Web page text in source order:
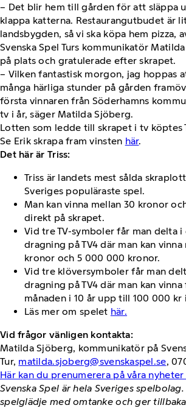
– Det blir hem till gården för att släppa
klappa katterna. Restaurangutbudet är
landsbygden, så vi ska köpa hem pizza,
Svenska Spel Turs kommunikatör
på plats och gratulerade efter skrapet.
– Vilken fantastisk morgon, jag hoppas
många härliga stunder på gården
första vinnaren från Söderhamns
tv i år, säger Matilda Sjöberg.
Lotten som ledde till skrapet i tv köptes
Se Erik skrapa fram vinsten här.
Det här är Triss:
Triss är landets mest sålda
Sveriges populäraste spel.
Man kan vinna mellan 30 kronor
direkt på skrapet.
Vid tre TV-symboler får man delta
dragning på TV4 där man kan
kronor och 5 000 000 kronor.
Vid tre klöversymboler får man
dragning på TV4 där man kan
månaden i 10 år upp till 100 000 kr
Läs mer om spelet här.
Vid frågor vänligen kontakta:
Matilda Sjöberg, kommunikatör på
Tur, matilda.sjoberg@svenskaspel.se,
Här kan du prenumerera på våra
Svenska Spel är hela Sveriges
spelglädje med omtanke och ger